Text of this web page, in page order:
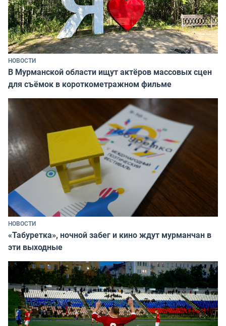
НОВОСТИ
В Мурманской области ищут актёров массовых сцен
для съёмок в короткометражном фильме
НОВОСТИ
«Табуретка», ночной забег и кино ждут мурманчан в
эти выходные